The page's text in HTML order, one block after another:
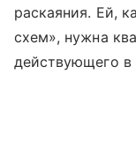
раскаяния. Ей,
схем», нужна
действующего в